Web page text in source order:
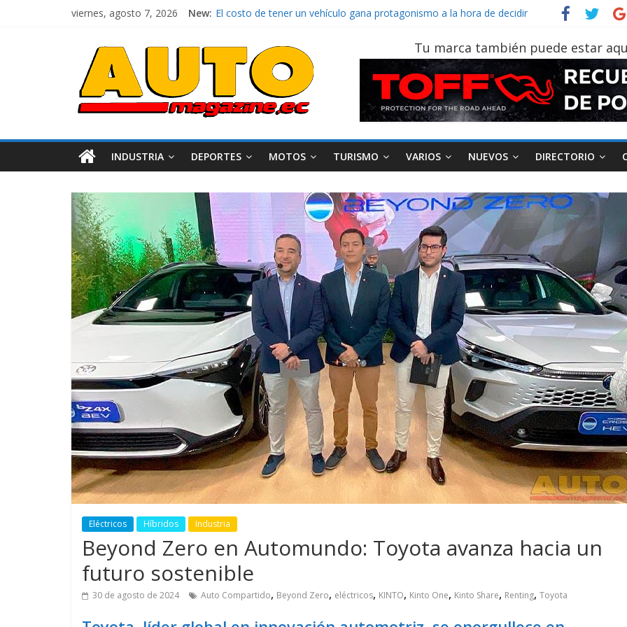
viernes, agosto 7, 2026 New: El costo de tener un vehículo gana protagonismo a la hora de decidir
¿Qué puede pasar con tu vehículo si permanece varios días sin usar?
La Vuelta al Ecuador 2026, edición 47ª, recorre 7 provincias en 8 días
La FEDAK recibe 12 Sinotruk Bolden para cubrir las rutas de La Vuelta
Tu marca también puede estar
INDUSTRIA DEPORTES MOTOS TURISMO VARIOS NUEVOS DIRECTORIO
Eléctricos Híbridos Industria
Beyond Zero en Automundo: Toyota avanza hacia un
futuro sostenible
30 de agosto de 2024 Auto Compartido, Beyond Zero, eléctricos, KINTO, Kinto One, Kinto Share, Renting, Toyota
Movilidad Varios
GM reafirma su
más segura y conectada
Movilidad Turismo Varios
¿Qué puede pasar con tu
vehículo si permanece
varios días sin usar?
AEADE Industria Motociclismo
Movilidad
Campaña busca cambiar
destino de los
en la región